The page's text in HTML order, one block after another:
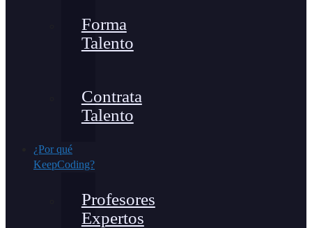
Forma
Talento
Contrata
Talento
¿Por qué
KeepCoding?
Profesores
Expertos